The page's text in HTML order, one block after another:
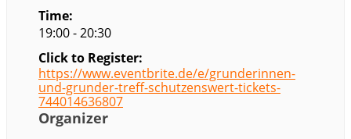
Time:
19:00 - 20:30
Click to Register:
https://www.eventbrite.de/e/grunderinnen-
und-grunder-treff-schutzenswert-tickets-
744014636807
Organizer